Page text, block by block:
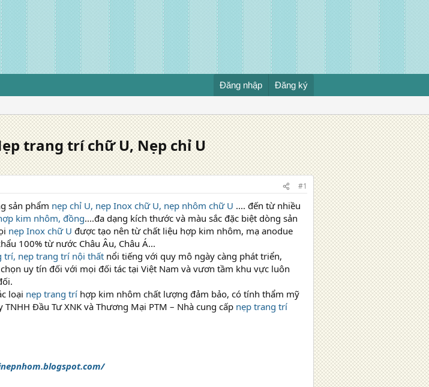
Đăng nhập Đăng ký
trang trí chữ U, Nẹp chỉ U
#1
sản phẩm nẹp chỉ U, nẹp Inox chữ U, nẹp nhôm chữ U .... đến từ nhiều
kim nhôm, đồng....đa dạng kích thước và màu sắc đặc biệt dòng sản
nẹp Inox chữ U được tạo nên từ chất liệu hợp kim nhôm, mạ anodue
100% từ nước Châu Âu, Châu Á...
trí, nẹp trang trí nội thất nổi tiếng với quy mô ngày càng phát triển,
uy tín đối với mọi đối tác tại Việt Nam và vươn tầm khu vực luôn
loại nẹp trang trí hợp kim nhôm chất lượng đảm bảo, có tính thẩm mỹ
Đầu Tư XNK và Thương Mại PTM – Nhà cung cấp nẹp trang trí